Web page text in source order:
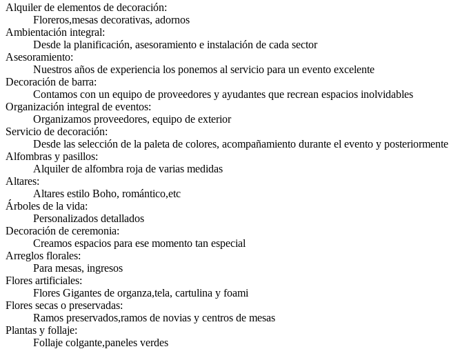
Alquiler de elementos de decoración:
Floreros,mesas decorativas, adornos
Ambientación integral:
Desde la planificación, asesoramiento e instalación de cada sector
Asesoramiento:
Nuestros años de experiencia los ponemos al servicio para un evento excelente
Decoración de barra:
Contamos con un equipo de proveedores y ayudantes que recrean espacios inolvidables
Organización integral de eventos:
Organizamos proveedores, equipo de exterior
Servicio de decoración:
Desde las selección de la paleta de colores, acompañamiento durante el evento y posteriormente
Alfombras y pasillos:
Alquiler de alfombra roja de varias medidas
Altares:
Altares estilo Boho, romántico,etc
Árboles de la vida:
Personalizados detallados
Decoración de ceremonia:
Creamos espacios para ese momento tan especial
Arreglos florales:
Para mesas, ingresos
Flores artificiales:
Flores Gigantes de organza,tela, cartulina y foami
Flores secas o preservadas:
Ramos preservados,ramos de novias y centros de mesas
Plantas y follaje:
Follaje colgante,paneles verdes